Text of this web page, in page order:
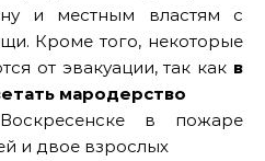
и местным властям с
Кроме того, некоторые
от эвакуации, так как в
мародерство
в пожаре
и двое взрослых